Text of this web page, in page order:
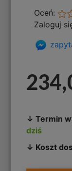
Oceń:
Zaloguj
↓ Termin
dziś
↓ Koszt